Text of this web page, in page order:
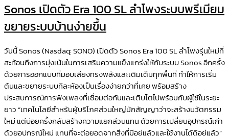
Sonos เปิดตัว Era 100 SL ลำโพงระบบพรีเมียม
ขยายระบบบ้านง่ายขึ้น
วันนี้ Sonos (Nasdaq: SONO) เปิดตัว Sonos Era 100 SL ลำโพงรุ่นใหม่ที่
สะท้อนถึงการมุ่งเน้นในการเสริมความแข็งแกร่งให้กับระบบ Sonos อีกครั้ง
ด้วยการออกแบบที่มอบเสียงทรงพลังและเติมเต็มทุกพื้นที่ ทำให้การเริ่ม
ต้นและขยายระบบทีละห้องเป็นเรื่องง่ายกว่าที่เคย พร้อมสร้าง
ประสบการณ์การฟังเพลงที่เชื่อมต่อกันและเติบโตไปพร้อมกับผู้ใช้ในระยะ
ยาว “เทคโนโลยีสำหรับผู้บริโภคส่วนใหญ่มักสัญญาว่าจะสร้างนวัตกรรม
ใหม่ แต่บ่อยครั้งกลับสร้างความแยกส่วนแทน ด้วยการเปลี่ยนอุปกรณ์เก่า
ด้วยอุปกรณ์ใหม่ แทนที่จะต่อยอดจากสิ่งที่มีอยู่แล้วและใช้งานได้ดีอยู่แล้ว”